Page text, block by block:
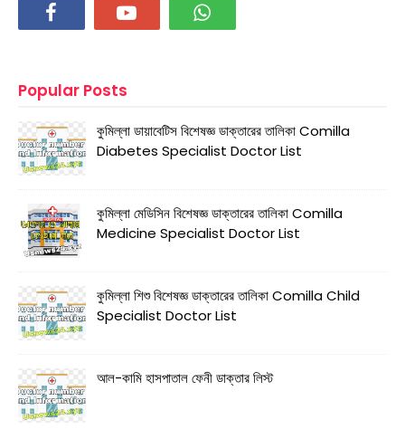
Popular Posts
কুমিল্লা ডায়াবেটিস বিশেষজ্ঞ ডাক্তারের তালিকা Comilla
Diabetes Specialist Doctor List
কুমিল্লা মেডিসিন বিশেষজ্ঞ ডাক্তারের তালিকা Comilla
Medicine Specialist Doctor List
কুমিল্লা শিশু বিশেষজ্ঞ ডাক্তারের তালিকা Comilla Child
Specialist Doctor List
আল-কামি হাসপাতাল ফেনী ডাক্তার লিস্ট